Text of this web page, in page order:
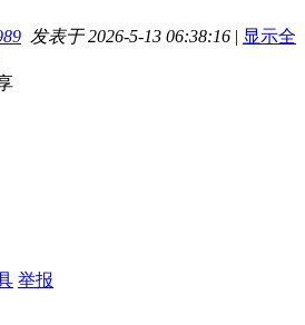
发表于 2026-5-13 06:38:16 | 显示全
举报